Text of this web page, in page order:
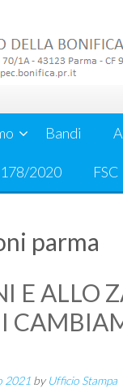
Bandi
2020 FSC
parma
E ALLO
2021 by Ufficio Stampa